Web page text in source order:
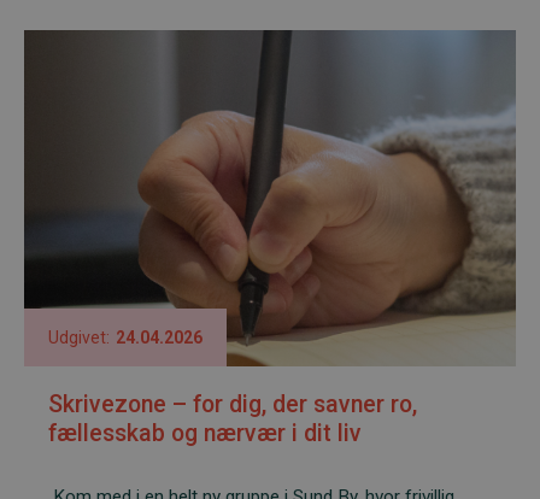
Udgivet: 24.04.2026
Skrivezone – for dig, der savner ro,
fællesskab og nærvær i dit liv